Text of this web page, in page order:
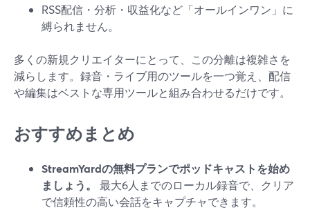
RSS配信・分析・収益化など「オールインワン」に
縛られません。
多くの新規クリエイターにとって、この分離は複雑さを
減らします。録音・ライブ用のツールを一つ覚え、配信
や編集はベストな専用ツールと組み合わせるだけです。
おすすめまとめ
StreamYardの無料プランでポッドキャストを始め
ましょう。
最大6人までのローカル録音で、クリア
で信頼性の高い会話をキャプチャできます。